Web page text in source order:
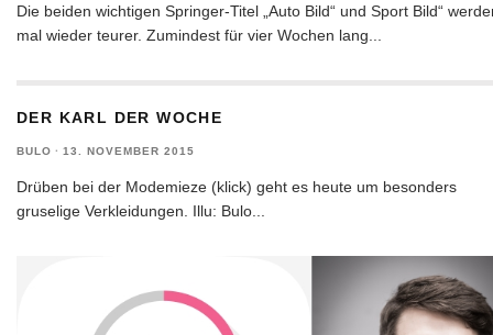
Die beiden wichtigen Springer-Titel „Auto Bild“ und Sport Bild“
mal wieder teurer. Zumindest für vier Wochen lang
DER KARL DER WOCHE
BULO · 13. NOVEMBER 2015
Drüben bei der Modemieze (klick) geht es heute um besonders
gruselige Verkleidungen. Illu: Bulo